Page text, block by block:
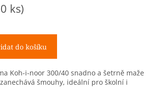
ks)
do košíku
Koh-i-noor 300/40 snadno a šetrně maže
šmouhy, ideální pro školní i